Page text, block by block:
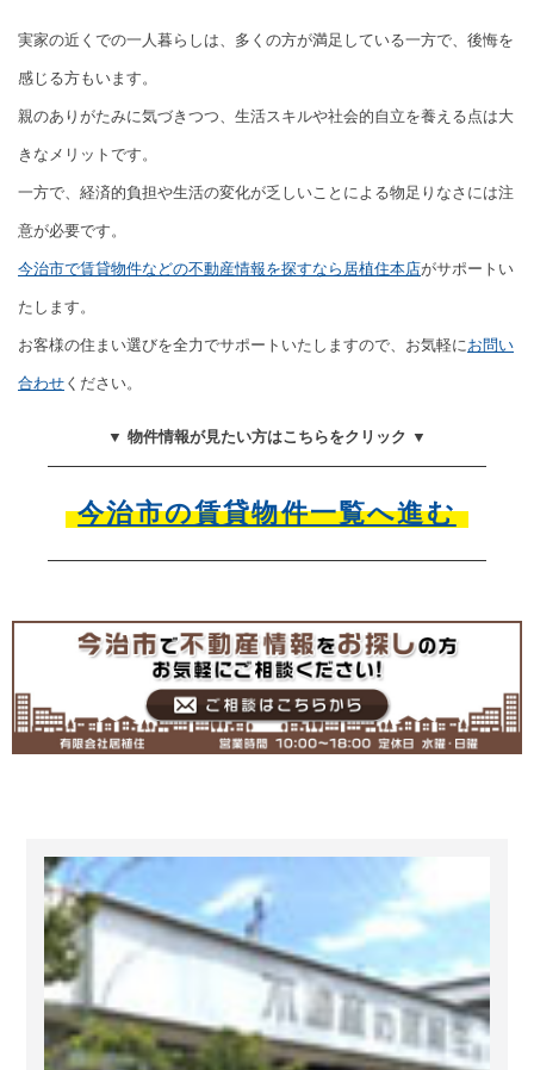
実家の近くでの一人暮らしは、多くの方が満足している一方で、後悔を
感じる方もいます。
親のありがたみに気づきつつ、生活スキルや社会的自立を養える点は大
きなメリットです。
一方で、経済的負担や生活の変化が乏しいことによる物足りなさには注
意が必要です。
今治市で賃貸物件などの不動産情報を探すなら居植住本店がサポートい
たします。
お客様の住まい選びを全力でサポートいたしますので、お気軽にお問い
合わせ ください。
▼ 物件情報が見たい方はこちらをクリック ▼
今治市の賃貸物件一覧へ進む